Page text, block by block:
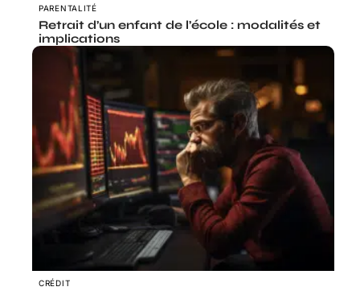
PARENTALITÉ
Retrait d’un enfant de l’école : modalités et
implications
CRÉDIT